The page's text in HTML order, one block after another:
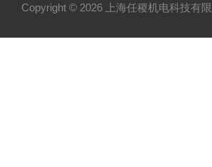
Copyright © 2026 上海任稷机电科技有